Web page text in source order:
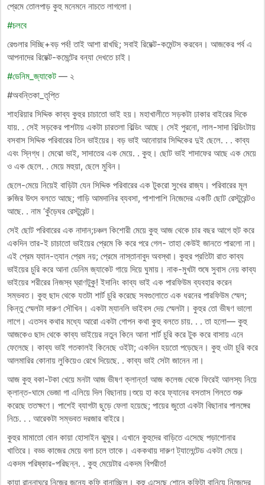
প্রেমে তোলপাড় কুহু মনেমনে নাচতে লাগলো।
#চলবে
রেগুলার দিচ্ছি+বড় পর্ব! তাই আশা রাখছি; সবাই রিয়েক্ট-কমেন্টস করবেন। আজকের পর্ব এ
আপনাদের রিয়েক্ট-কমেন্টের বন্যা দেখতে চাই।
#ডেনিম_জ্যাকেট — ২
#অবন্তিকা_তৃপ্তি
শাহরিয়ার সিদ্দিক কাব্য কুহুর চাচাতো ভাই হয়। মহাখালীতে সড়কটা ঢাকার বাইরের দিকে
যায়. . সেই সড়কের পাশটায় একটা চারতলা বিল্ডিং আছে। সেই পুরনো, লাল-সাদা বিল্ডিংটায়
বসবাস সিদ্দিক পরিবারের তিন ভাইয়ের। বড় ভাই আনোয়ার সিদ্দিকের দুই ছেলে. . . কাব্য
এবং স্নিগ্ধ। মেঝো ভাই, সাদাতের এক মেয়ে. . কুহু। ছোট ভাই শাদাফের আছে এক মেয়ে
ও এক ছেলে. . মেয়ে মহুয়া, ছেলে মুবিন।
ছেলে-মেয়ে নিয়েই বাড়িটা যেন সিদ্দিক পরিবারের এক টুকরো সুখের রাজ্য। পরিবারের মূল
রুজির উৎস বলতে আছে; গাড়ি আমদানির ব্যবসা, পাশাপাশি নিজেদের একটি ছোট রেস্টুরেন্টও
আছে. . নাম ‘কুঁড়েঘর রেস্টুরেন্ট।
সেই ছোট পরিবারের এক নাদান;চঞ্চল কিশোরী মেয়ে কুহু আজ থেকে চার বছর আগে হুট করে
একদিন তার-ই চাচাতো ভাইয়ের প্রেমে কি করে পরে গেল- তাহা কেউই জানতে পারলো না।
এই প্রেম য্যান-ত্যান প্রেম নয়; প্রেমে নাস্তানাবুদ অবস্থা। কুহুর প্রতিটা রাত কাব্য
ভাইয়ের চুরি করে আনা ডেনিম জ্যাকেট গায়ে দিয়ে ঘুমায়। নাক-মুখটা শুষে সুবাস নেয় কাব্য
ভাইয়ের শরীরের নিজস্ব ঘ্রাণটুকু! ইদানিং কাব্য ভাই এক পারফিউম ব্যবহার করেন
সম্ভবত। কুহু ছাদ থেকে যতটা শার্ট চুরি করেছে সবগুলোতে এক ধরনের পারফিউম স্মেল;
কিন্তু স্মেলটা দারুণ সৌখিন। একটা ম্যানলি ভাইবস দেয় স্মেলটা। কুহুর তো ভীষণ ভালো
লাগে। এতসব কথার মধ্যে আরো একটা গোপন কথা কুহু বলতে চায়. . . তা হলো— কুহু
আজকেও ছাদ থেকে কাব্য ভাইয়ের নতুন কিনে আনা শার্ট চুরি করে টুক করে বাসায় এনে
ফেলেছে। কাব্য ভাই গতকালই কিনেছে ওইটা; একদিন হয়তো পড়েছেন। কুহু ওটা চুরি করে
আলমারির কোনায় লুকিয়েও রেখে দিয়েছে. . কাব্য ভাই সেটা জানেন না।
আজ কুহু বকা-টকা খেয়ে মনটা আজ ভীষণ ক্লান্ত! আজ কলেজ থেকে ফিরেই আলস্য নিয়ে
ক্লান্ত-ঘামে ভেজা গা এলিয়ে দিল বিছানায়।শুয়ে হা করে ফ্যানের বসতাস গিলতে শুরু
করেছে ততক্ষণে। পাশেই ব্যাগটা ছুড়ে ফেলা হয়েছে; পায়ের জুতো একটা বিছানার পালঙ্গের
নিচে. . . আরেকটা সম্ভবত দরজার বাইরে।
কুহুর মামাতো বোন কায়া হোসাইন ঝুমুর। এখানে কুহুদের বাড়িতে এসেছে পড়াশোনার
খাতিরে। বড্ড কাজের মেয়ে বলা চলে তাকে। এককথায় দারুণ ট্যালেন্টেড একটা মেয়ে।
একদম পরিষ্কার-পরিছন্ন. . কুহু মেয়েটার একদম বিপরীত!
কায়া রান্নাঘরে নিজের জন্যে কফি বানাচ্ছিল। কুহু এসেছে শোনে কফিটা বানিয়ে নিজেদের